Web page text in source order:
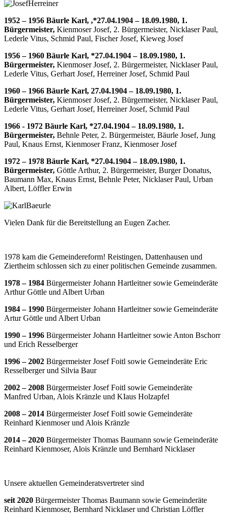
1952 – 1956 Bäurle Karl, ,*27.04.1904 – 18.09.1980, 1.
Bürgermeister, Kienmoser Josef, 2. Bürgermeister, Nicklaser Paul,
Lederle Vitus, Schmid Paul, Fischer Josef, Kieweg Josef
1956 – 1960 Bäurle Karl, *27.04.1904 – 18.09.1980, 1.
Bürgermeister, Kienmoser Josef, 2. Bürgermeister, Nicklaser Paul,
Lederle Vitus, Gerhart Josef, Herreiner Josef, Schmid Paul
1960 – 1966 Bäurle Karl, 27.04.1904 – 18.09.1980, 1.
Bürgermeister, Kienmoser Josef, 2. Bürgermeister, Nicklaser Paul,
Lederle Vitus, Gerhart Josef, Herreiner Josef, Schmid Paul
1966 - 1972 Bäurle Karl, *27.04.1904 – 18.09.1980, 1.
Bürgermeister, Behnle Peter, 2. Bürgermeister, Bäurle Josef, Jung
Paul, Knaus Ernst, Kienmoser Franz, Kienmoser Josef
1972 – 1978 Bäurle Karl, *27.04.1904 – 18.09.1980, 1.
Bürgermeister, Göttle Arthur, 2. Bürgermeister, Burger Donatus,
Baumann Max, Knaus Ernst, Behnle Peter, Nicklaser Paul, Urban
Albert, Löffler Erwin
Vielen Dank für die Bereitstellung an Eugen Zacher.
1978 kam die Gemeindereform! Reistingen, Dattenhausen und
Ziertheim schlossen sich zu einer politischen Gemeinde zusammen.
1978 – 1984 Bürgermeister Johann Hartleitner sowie Gemeinderäte
Arthur Göttle und Albert Urban
1984 – 1990 Bürgermeister Johann Hartleitner sowie Gemeinderäte
Artur Göttle und Albert Urban
1990 – 1996 Bürgermeister Johann Hartleitner sowie Anton Bschorr
und Erich Resselberger
1996 – 2002 Bürgermeister Josef Foitl sowie Gemeinderäte Eric
Resselberger und Silvia Baur
2002 – 2008 Bürgermeister Josef Foitl sowie Gemeinderäte
Manfred Urban, Alois Kränzle und KIaus Holzapfel
2008 – 2014 Bürgermeister Josef Foitl sowie Gemeinderäte
Reinhard Kienmoser und Alois Kränzle
2014 – 2020 Bürgermeister Thomas Baumann sowie Gemeinderäte
Reinhard Kienmoser, Alois Kränzle und Bernhard Nicklaser
Unsere aktuellen Gemeinderatsvertreter sind
seit 2020 Bürgermeister Thomas Baumann sowie Gemeinderäte
Reinhard Kienmoser, Bernhard Nicklaser und Christian Löffler